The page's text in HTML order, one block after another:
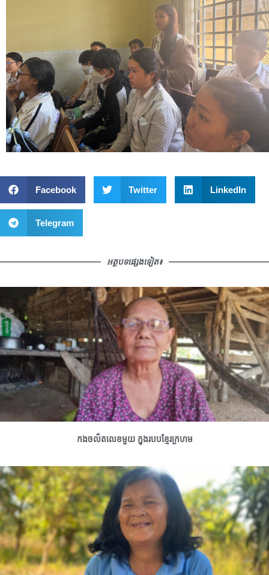
Facebook Twitter LinkedIn
Telegram
អត្ថបទផ្សេងទៀត៖
កងចល័តលេខមួយ ក្នុងរបបខ្មែរក្រហម